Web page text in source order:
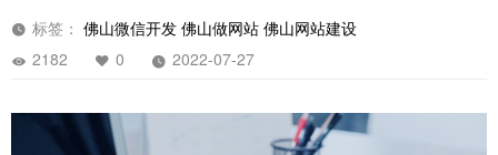
标签： 佛山微信开发 佛山做网站 佛山网站建设
2182
0 2022-07-27